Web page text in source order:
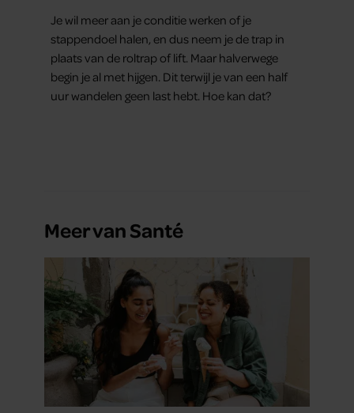
Je wil meer aan je conditie werken of je
stappendoel halen, en dus neem je de trap in
plaats van de roltrap of lift. Maar halverwege
begin je al met hijgen. Dit terwijl je van een half
uur wandelen geen last hebt. Hoe kan dat?
Meer van Santé